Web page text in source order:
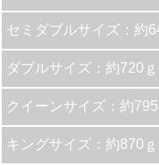
セミダブルサイズ：約
ダブルサイズ：約720ｇ
クイーンサイズ：約795
キングサイズ：約870ｇ